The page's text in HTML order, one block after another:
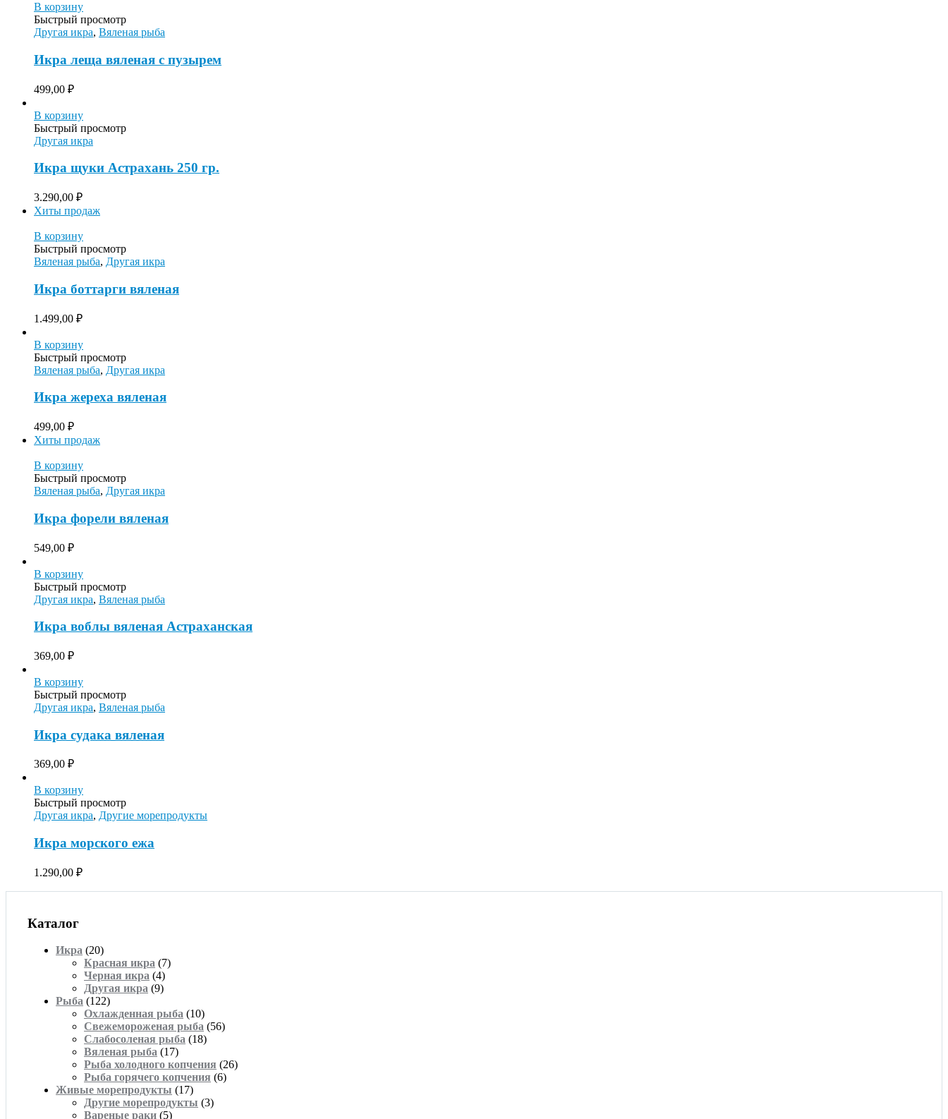
В корзину
Быстрый просмотр
Другая икра, Вяленая рыба
Икра леща вяленая с пузырем
499,00 ₽
В корзину
Быстрый просмотр
Другая икра
Икра щуки Астрахань 250 гр.
3.290,00 ₽
Хиты продаж
В корзину
Быстрый просмотр
Вяленая рыба, Другая икра
Икра боттарги вяленая
1.499,00 ₽
В корзину
Быстрый просмотр
Вяленая рыба, Другая икра
Икра жереха вяленая
499,00 ₽
Хиты продаж
В корзину
Быстрый просмотр
Вяленая рыба, Другая икра
Икра форели вяленая
549,00 ₽
В корзину
Быстрый просмотр
Другая икра, Вяленая рыба
Икра воблы вяленая Астраханская
369,00 ₽
В корзину
Быстрый просмотр
Другая икра, Вяленая рыба
Икра судака вяленая
369,00 ₽
В корзину
Быстрый просмотр
Другая икра, Другие морепродукты
Икра морского ежа
1.290,00 ₽
Каталог
Икра (20)
Красная икра (7)
Черная икра (4)
Другая икра (9)
Рыба (122)
Охлажденная рыба (10)
Свежемороженая рыба (56)
Слабосоленая рыба (18)
Вяленая рыба (17)
Рыба холодного копчения (26)
Рыба горячего копчения (6)
Живые морепродукты (17)
Другие морепродукты (3)
Вареные раки (5)